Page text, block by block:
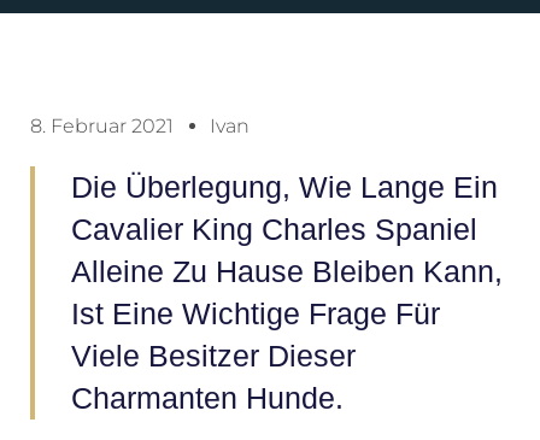
8. Februar 2021 Ivan
Die Überlegung, Wie Lange Ein
Cavalier King Charles Spaniel
Alleine Zu Hause Bleiben Kann,
Ist Eine Wichtige Frage Für
Viele Besitzer Dieser
Charmanten Hunde.